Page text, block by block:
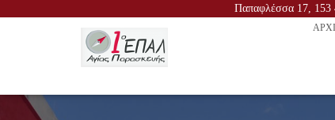
Παπαφλέσσα 17, 153